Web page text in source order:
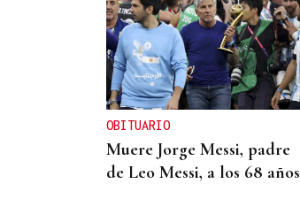
OBITUARIO
Muere Jorge Messi, padre
de Leo Messi, a los 68 años